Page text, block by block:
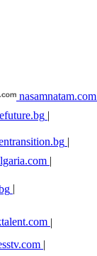
nasamnatam.com
|
|
|
|
|